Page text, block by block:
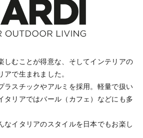
しむことが得意な、そしてインテリアの
アで生まれました。
ラスチックやアルミを採用。軽量で扱い
タリアではバール（カフェ）などにも多
なイタリアのスタイルを日本でもお楽し